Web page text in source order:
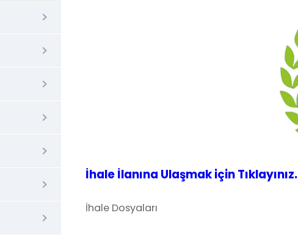
İhale İlanına Ulaşmak için Tıklayınız.
İhale Dosyaları